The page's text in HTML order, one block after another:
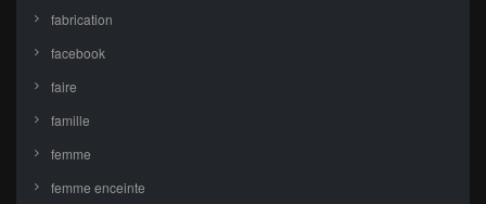
fabrication
facebook
faire
famille
femme
femme enceinte